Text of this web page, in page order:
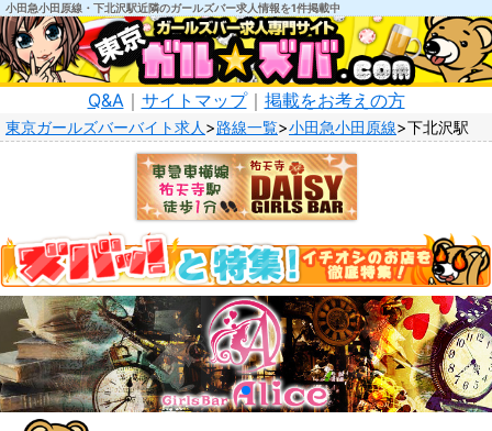
小田急小田原線・下北沢駅近隣のガールズバー求人情報を1件掲載中
Q&A ｜ サイトマップ｜ 掲載をお考えの方
東京ガールズバーバイト求人 路線一覧 小田急小田原線 下北沢駅